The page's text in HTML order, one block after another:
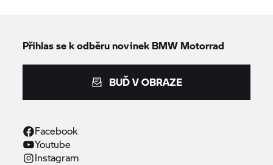
Přihlas se k odběru novinek BMW Motorrad
BUĎ V OBRAZE
Facebook
Youtube
Instagram